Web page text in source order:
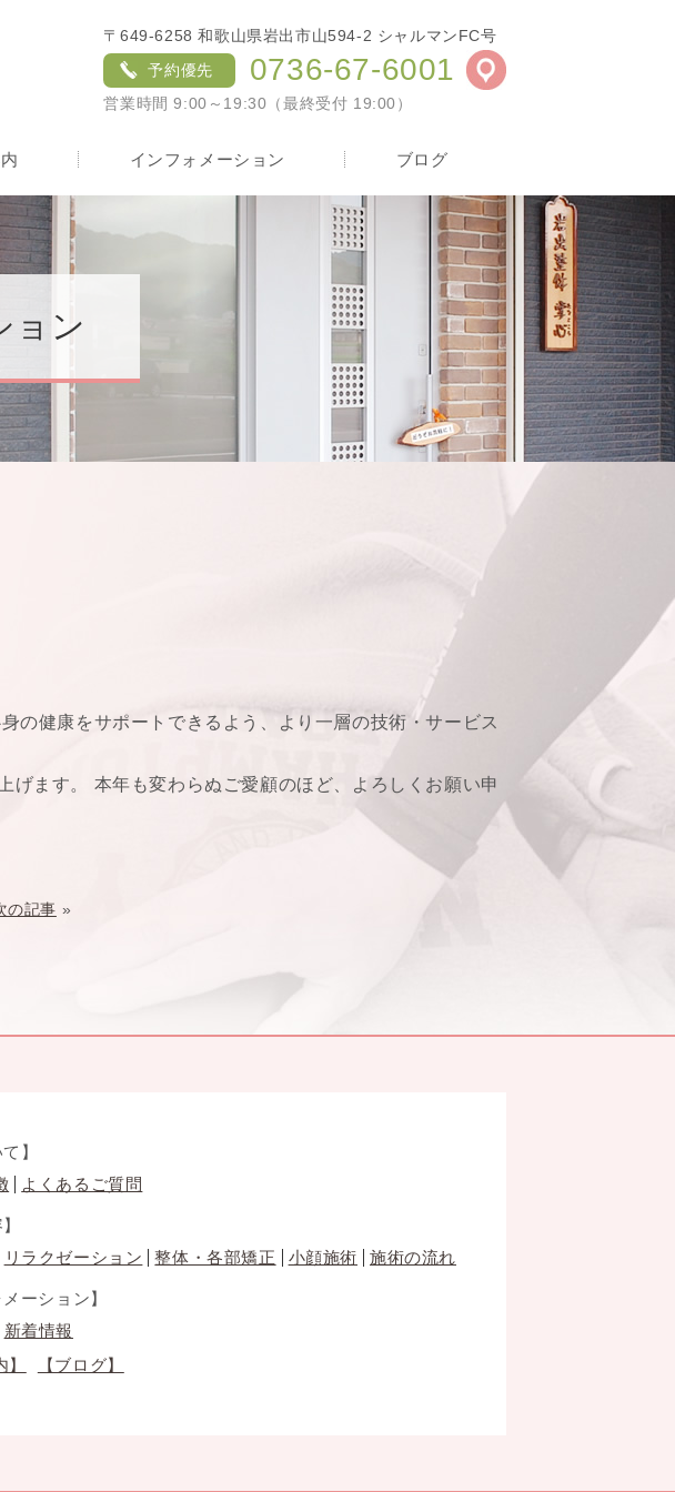
〒649-6258 和歌山県岩出市山594-2 シャルマンFC号
予約優先
0736-67-6001
営業時間 9:00～19:30（最終受付 19:00）
インフォメーション ブログ
ョン
の健康をサポートできるよう、より一層の技術・サービス
ます。 本年も変わらぬご愛顧のほど、よろしくお願い申
の記事 »
】
よくあるご質問
リラクゼーション 整体・各部矯正 小顔施術 施術の流れ
ーション】
新着情報
【ブログ】